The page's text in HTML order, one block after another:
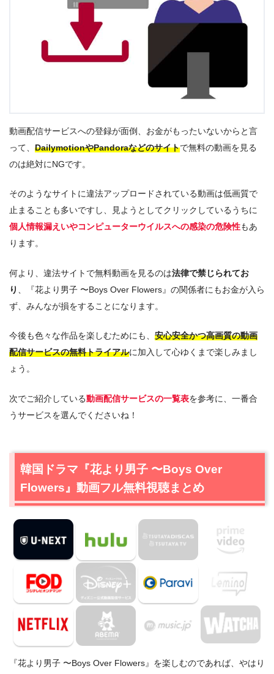
動画配信サービスへの登録が面倒、お金がもったいないからと言
って、 DailymotionやPandoraなどのサイトで無料の動画を見る
のは絶対にNGです。
そのようなサイトに違法アップロードされている動画は低画質で
止まることも多いですし、見ようとしてクリックしているうちに
個人情報漏えいやコンピューターウイルスへの感染の危険性もあ
ります。
何より、違法サイトで無料動画を見るのは法律で禁じられてお
り
、『花より男子 〜Boys Over Flowers』の関係者にもお金が入ら
ず、みんなが損をすることになります。
今後も色々な作品を楽しむためにも、 安心安全かつ高画質の動画
配信サービスの無料トライアルに加入して心ゆくまで楽しみまし
ょう。
次でご紹介している動画配信サービスの一覧表を参考に、一番合
うサービスを選んでくださいね！
韓国ドラマ『花より男子 〜Boys Over
Flowers』動画フル無料視聴まとめ
『花より男子 〜Boys Over Flowers』を楽しむのであれば、やはり